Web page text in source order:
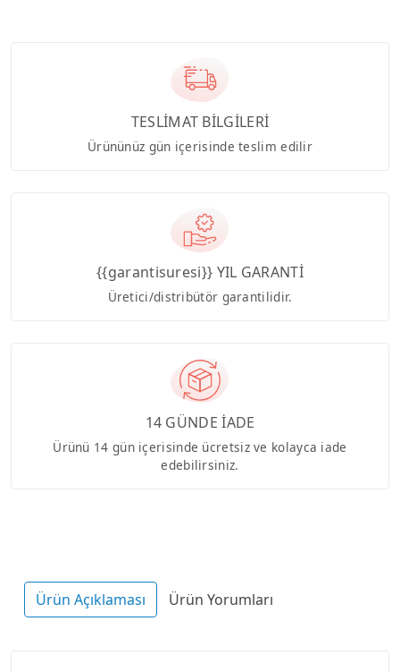
TESLİMAT BİLGİLERİ
Ürününüz gün içerisinde teslim edilir
{{garantisuresi}} YIL GARANTİ
Üretici/distribütör garantilidir.
14 GÜNDE İADE
Ürünü 14 gün içerisinde ücretsiz ve kolayca iade
edebilirsiniz.
Ürün Açıklaması Ürün Yorumları